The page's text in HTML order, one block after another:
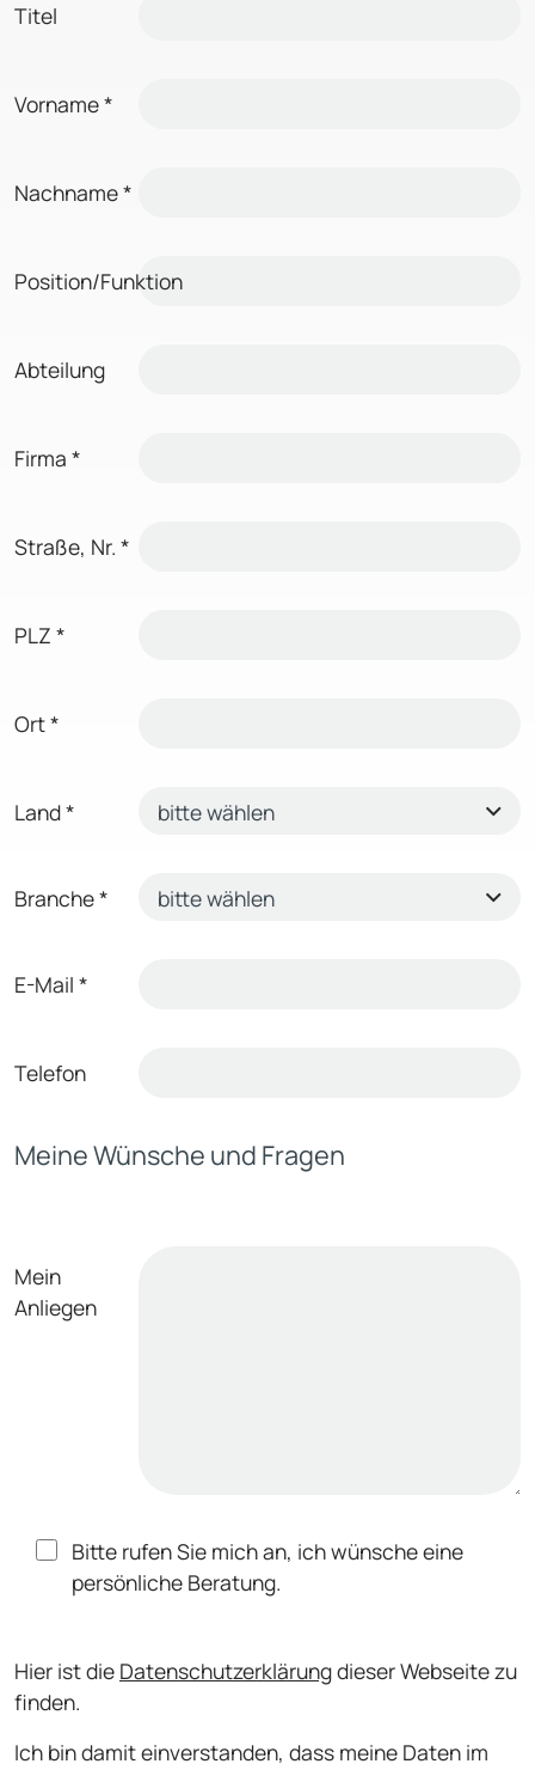
Titel
Vorname*
Nachname*
Position/Funktion
Abteilung
Firma *
Straße, Nr. *
PLZ *
Ort*
Land*
Branche*
E-Mail *
Telefon
Meine Wünsche und Fragen
Mein
Anliegen
Bitte rufen Sie mich an, ich wünsche eine
persönliche Beratung.
Hier ist die Datenschutzerklärungdieser Webseite zu
finden.
Ich bin damit einverstanden, dass meine Daten im